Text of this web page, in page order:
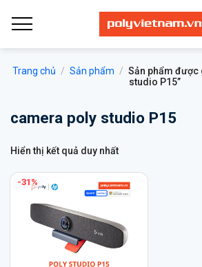
qua
Trang chủ / Sản phẩm / Sản phẩm được
studio P15”
camera poly studio P15
Hiển thị kết quả duy nhất
-31%